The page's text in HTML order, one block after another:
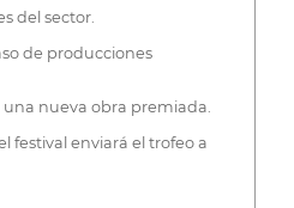
del sector.
de producciones
nueva obra premiada.
festival enviará el trofeo a